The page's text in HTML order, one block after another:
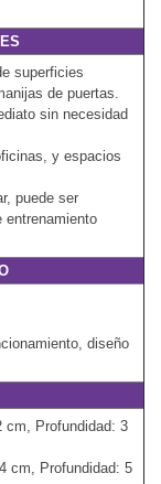
superficies
de puertas.
sin necesidad
y espacios
puede ser
entrenamiento
diseño
cm, Profundidad: 3
cm, Profundidad: 5